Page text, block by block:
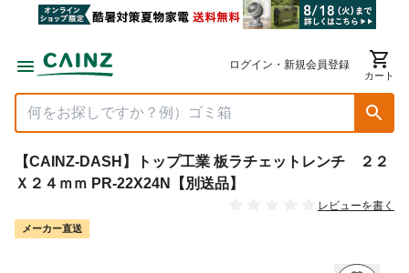
ログイン・新規会員登録
カート
【CAINZ-DASH】トップ工業 板ラチェットレンチ ２２
Ｘ２４ｍｍ PR-22X24N【別送品】
レビューを書く
メーカー直送